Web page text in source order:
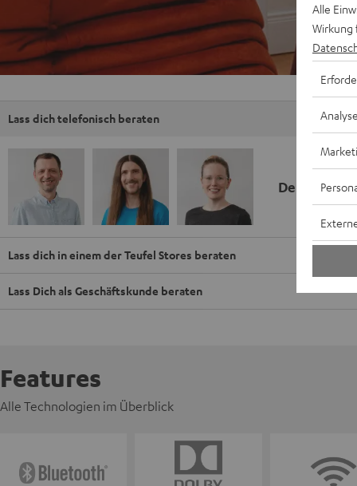
Lass dich telefonisch beraten
Deine
Lass dich in einem der Teufel Stores beraten
Lass Dich als Geschäftskunde beraten
Features
Alle Technologien im Überblick
Alle
Wirkung
Analyse